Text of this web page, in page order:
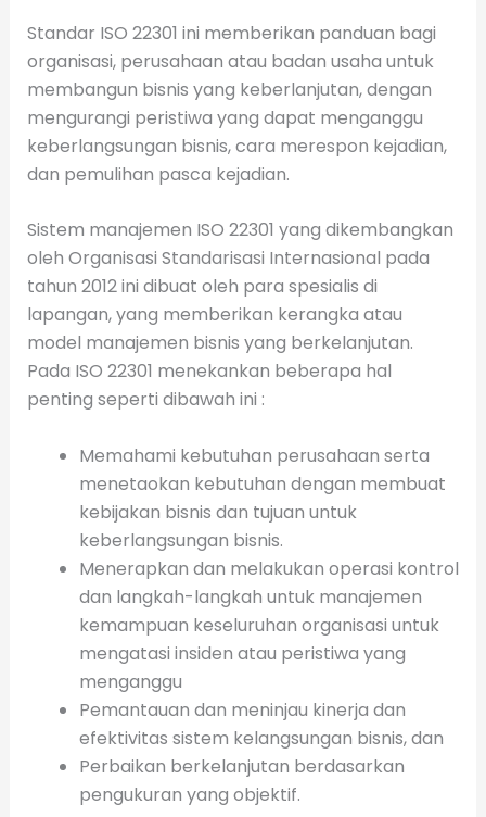
Standar ISO 22301 ini memberikan panduan bagi
organisasi, perusahaan atau badan usaha untuk
membangun bisnis yang keberlanjutan, dengan
mengurangi peristiwa yang dapat menganggu
keberlangsungan bisnis, cara merespon kejadian,
dan pemulihan pasca kejadian.
Sistem manajemen ISO 22301 yang dikembangkan
oleh Organisasi Standarisasi Internasional pada
tahun 2012 ini dibuat oleh para spesialis di
lapangan, yang memberikan kerangka atau
model manajemen bisnis yang berkelanjutan.
Pada ISO 22301 menekankan beberapa hal
penting seperti dibawah ini :
Memahami kebutuhan perusahaan serta
menetaokan kebutuhan dengan membuat
kebijakan bisnis dan tujuan untuk
keberlangsungan bisnis.
Menerapkan dan melakukan operasi kontrol
dan langkah-langkah untuk manajemen
kemampuan keseluruhan organisasi untuk
mengatasi insiden atau peristiwa yang
menganggu
Pemantauan dan meninjau kinerja dan
efektivitas sistem kelangsungan bisnis, dan
Perbaikan berkelanjutan berdasarkan
pengukuran yang objektif.